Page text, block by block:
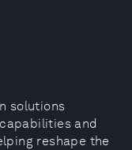
solutions
and
reshape the